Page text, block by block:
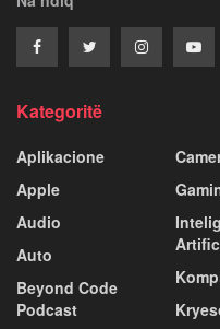
Kategoritë
Aplikacione
Apple
Audio
Auto
Beyond Code
Podcast